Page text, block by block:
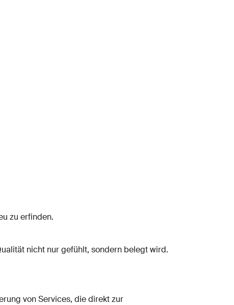
zu erfinden.
nicht nur gefühlt, sondern belegt wird.
von Services, die direkt zur